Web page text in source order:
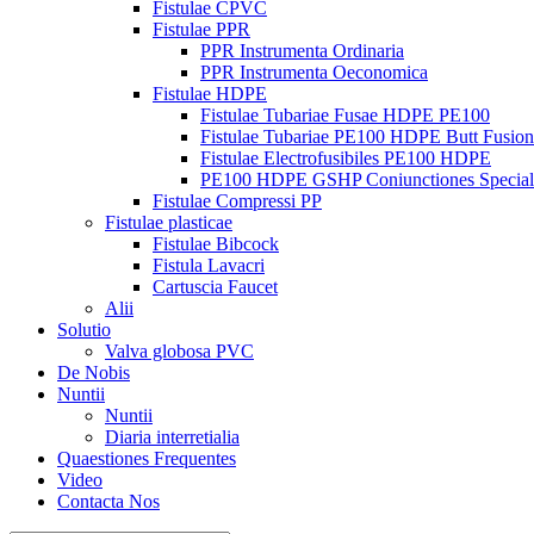
Fistulae CPVC
Fistulae PPR
PPR Instrumenta Ordinaria
PPR Instrumenta Oeconomica
Fistulae HDPE
Fistulae Tubariae Fusae HDPE PE100
Fistulae Tubariae PE100 HDPE Butt Fusion
Fistulae Electrofusibiles PE100 HDPE
PE100 HDPE GSHP Coniunctiones
Fistulae Compressi PP
Fistulae plasticae
Fistulae Bibcock
Fistula Lavacri
Cartuscia Faucet
Alii
Solutio
Valva globosa PVC
De Nobis
Nuntii
Nuntii
Diaria interretialia
Quaestiones Frequentes
Video
Contacta Nos